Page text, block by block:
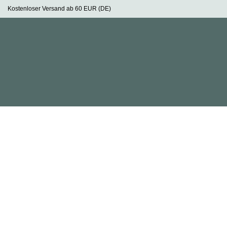
Zum
Inhalt
Kostenloser Versand ab 60 EUR (DE)